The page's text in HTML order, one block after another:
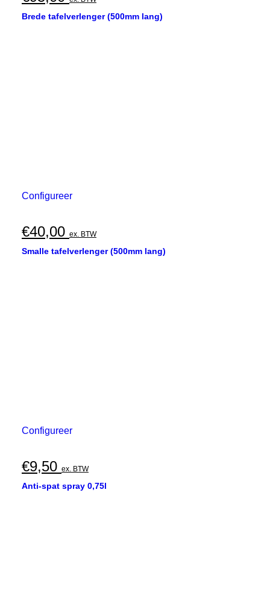
Brede tafelverlenger (500mm lang)
Configureer
€40,00 ex. BTW
Smalle tafelverlenger (500mm lang)
Configureer
€9,50 ex. BTW
Anti-spat spray 0,75l